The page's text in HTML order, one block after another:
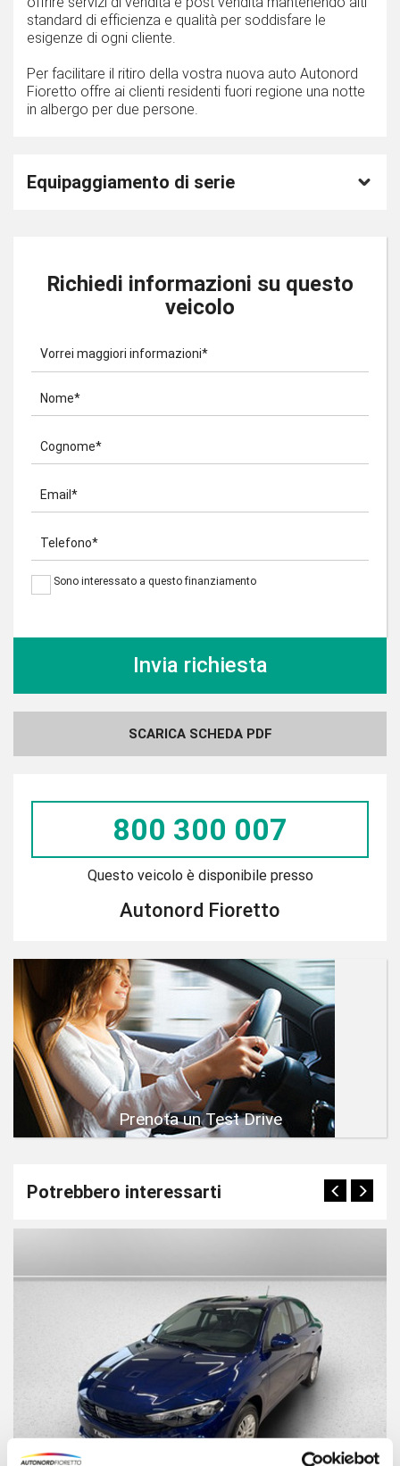
standard di efficienza e qualità per soddisfare le
esigenze di ogni cliente.
Per facilitare il ritiro della vostra nuova auto Autonord
Fioretto offre ai clienti residenti fuori regione una notte
in albergo per due persone.
Equipaggiamento di serie
Richiedi informazioni su questo
veicolo
Vorrei maggiori informazioni*
Nome*
Cognome*
Email*
Telefono*
Sono interessato a questo finanziamento
SCARICA SCHEDA PDF
800 300 007
Questo veicolo è disponibile presso
Autonord Fioretto
Prenota un Test Drive
Potrebbero interessarti